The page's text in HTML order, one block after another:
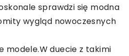
sprawdzi się modna
wygląd nowoczesnych
modele.W duecie z takimi